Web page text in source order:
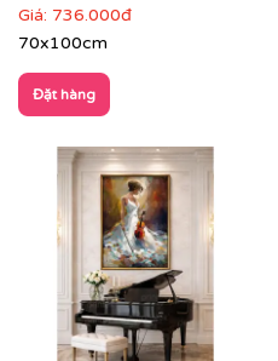
Giá: 736.000đ
70x100cm
Đặt hàng